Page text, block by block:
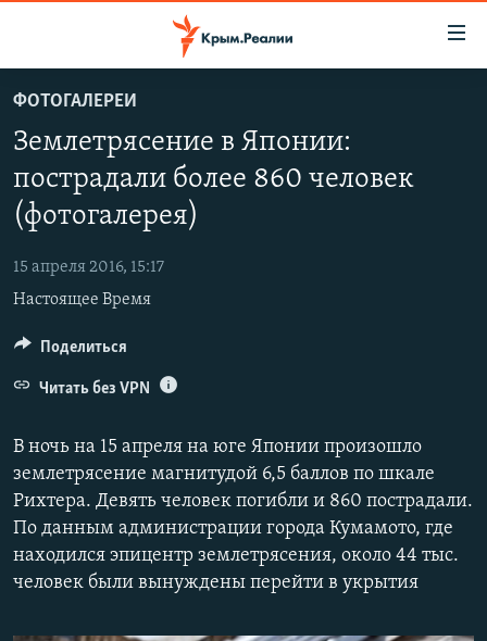
основному
содержанию
Вернутся
навигации
Вернутся
поиску
СПЕЦПРОЕКТЫ
ГРУЗ 200
КАРТА ВОЕННЫХ ОБЪЕКТОВ КРЫМА
11 ЛЕТ ОККУПАЦИИ КРЫМА. 11 ИСТОРИЙ СОПРОТИВЛЕНИЯ
ВОДА
ИСТОРИЯ
ЕЩЕ
ИНТЕРАКТИВ
ИНФОГРАФИКА
ТЕЛЕПРОЕКТ КРЫМ.РЕАЛИИ
ПРОПАВШИЕ БЕЗ ВЕСТИ
ПОБЕДИТЕЛЕЙ НЕ СУДЯТ?
ELIFBE
РАДІО СВОБОДА
КАК ОБОЙТИ БЛОКИРОВКУ
Qırımtatar
ПРИСОЕДИНЯЙТЕСЬ!
ФОТОГАЛЕРЕИ
Землетрясение в Японии:
пострадали более 860 человек
(фотогалерея)
15 апреля 2016, 15:17
Настоящее Время
В ночь на 15 апреля на юге Японии произошло
землетрясение магнитудой 6,5 баллов по шкале
Рихтера. Девять человек погибли и 860 пострадали.
По данным администрации города Кумамото, где
находился эпицентр землетрясения, около 44 тыс.
человек были вынуждены перейти в укрытия
Поделиться
Читать без VPN